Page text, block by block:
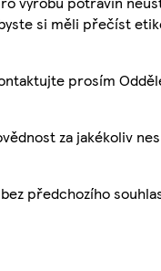
si měli přečíst
prosím
za jakékoliv
předchozího